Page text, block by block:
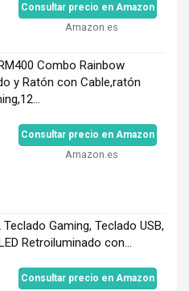
Consultar precio en Amazon
Amazon.es
Combo Rainbow
y Ratón con Cable,ratón
Consultar precio en Amazon
Amazon.es
Gaming, Teclado USB,
Retroiluminado con...
Consultar precio en Amazon